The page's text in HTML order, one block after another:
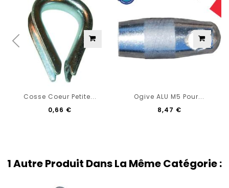
Cosse Coeur Petite...
0,66 €
Ogive ALU M5 Pour...
8,47 €
1 Autre Produit Dans La Même Catégorie :